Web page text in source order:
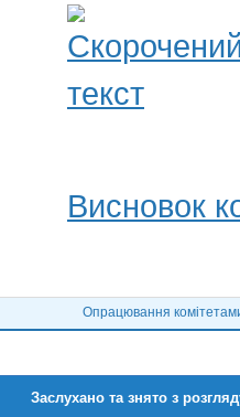
Висновок
Опрацювання
Заслухано та знято з